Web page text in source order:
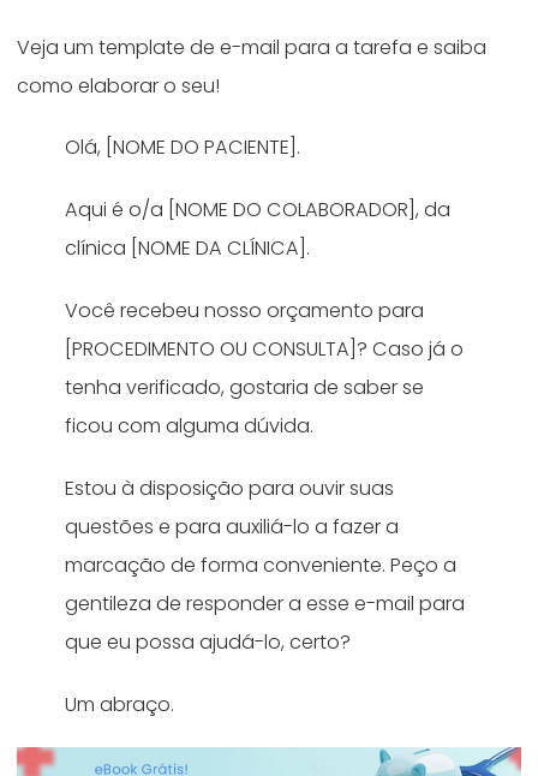
Veja um template de e-mail para a tarefa e saiba
como elaborar o seu!
Olá, [NOME DO PACIENTE].
Aqui é o/a [NOME DO COLABORADOR], da
clínica [NOME DA CLÍNICA].
Você recebeu nosso orçamento para
[PROCEDIMENTO OU CONSULTA]? Caso já o
tenha verificado, gostaria de saber se
ficou com alguma dúvida.
Estou à disposição para ouvir suas
questões e para auxiliá-lo a fazer a
marcação de forma conveniente. Peço a
gentileza de responder a esse e-mail para
que eu possa ajudá-lo, certo?
Um abraço.